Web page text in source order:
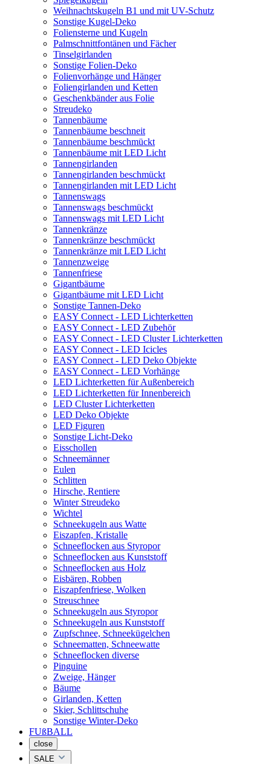
Weihnachtskugeln B1 und mit UV-Schutz
Sonstige Kugel-Deko
Foliensterne und Kugeln
Palmschnittfontänen und Fächer
Tinselgirlanden
Sonstige Folien-Deko
Folienvorhänge und Hänger
Foliengirlanden und Ketten
Geschenkbänder aus Folie
Streudeko
Tannenbäume
Tannenbäume beschneit
Tannenbäume beschmückt
Tannenbäume mit LED Licht
Tannengirlanden
Tannengirlanden beschmückt
Tannengirlanden mit LED Licht
Tannenswags
Tannenswags beschmückt
Tannenswags mit LED Licht
Tannenkränze
Tannenkränze beschmückt
Tannenkränze mit LED Licht
Tannenzweige
Tannenfriese
Gigantbäume
Gigantbäume mit LED Licht
Sonstige Tannen-Deko
EASY Connect - LED Lichterketten
EASY Connect - LED Zubehör
EASY Connect - LED Cluster Lichterketten
EASY Connect - LED Icicles
EASY Connect - LED Deko Objekte
EASY Connect - LED Vorhänge
LED Lichterketten für Außenbereich
LED Lichterketten für Innenbereich
LED Cluster Lichterketten
LED Deko Objekte
LED Figuren
Sonstige Licht-Deko
Eisschollen
Schneemänner
Eulen
Schlitten
Hirsche, Rentiere
Winter Streudeko
Wichtel
Schneekugeln aus Watte
Eiszapfen, Kristalle
Schneeflocken aus Styropor
Schneeflocken aus Kunststoff
Schneeflocken aus Holz
Eisbären, Robben
Eiszapfenfriese, Wolken
Streuschnee
Schneekugeln aus Styropor
Schneekugeln aus Kunststoff
Zupfschnee, Schneekügelchen
Schneematten, Schneewatte
Schneeflocken diverse
Pinguine
Zweige, Hänger
Bäume
Girlanden, Ketten
Skier, Schlittschuhe
Sonstige Winter-Deko
FUßBALL
close
SALE